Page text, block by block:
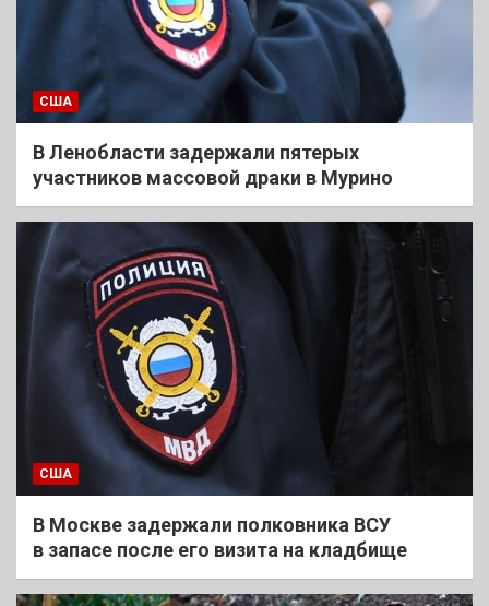
США
В Ленобласти задержали пятерых
участников массовой драки в Мурино
США
В Москве задержали полковника ВСУ
в запасе после его визита на кладбище